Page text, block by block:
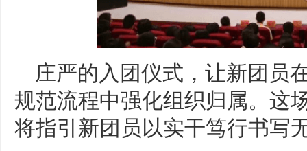
庄严的入团仪式，让新团员
规范流程中强化组织归属。这
将指引新团员以实干笃行书写